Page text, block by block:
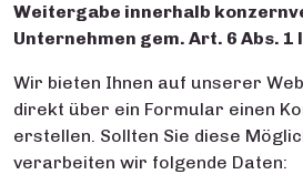
Weitergabe innerhalb
Unternehmen gem. Art. 6 Abs. 1
Wir bieten Ihnen auf unserer
direkt über ein Formular einen
erstellen. Sollten Sie diese
verarbeiten wir folgende Daten: